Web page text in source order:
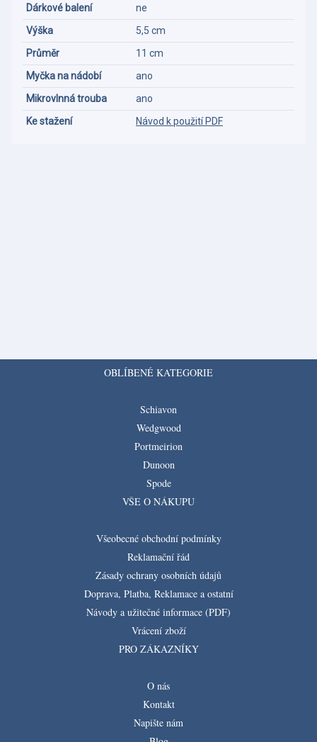
Dárkové balení
ne
Výška
5,5 cm
Průměr
11 cm
Myčka na nádobí
ano
Mikrovlnná trouba
ano
Ke stažení
Návod k použití PDF
OBLÍBENÉ KATEGORIE
Schiavon
Wedgwood
Portmeirion
Dunoon
Spode
VŠE O NÁKUPU
Všeobecné obchodní podmínky
Reklamační řád
Zásady ochrany osobních údajů
Doprava, Platba, Reklamace a ostatní
Návody a užitečné informace (PDF)
Vrácení zboží
PRO ZÁKAZNÍKY
O nás
Kontakt
Napište nám